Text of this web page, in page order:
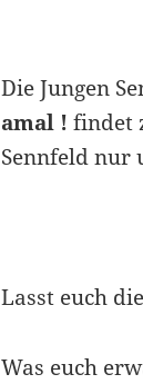
Die Jungen
amal !findet
Sennfeld nur
Lasst euch
Was euch